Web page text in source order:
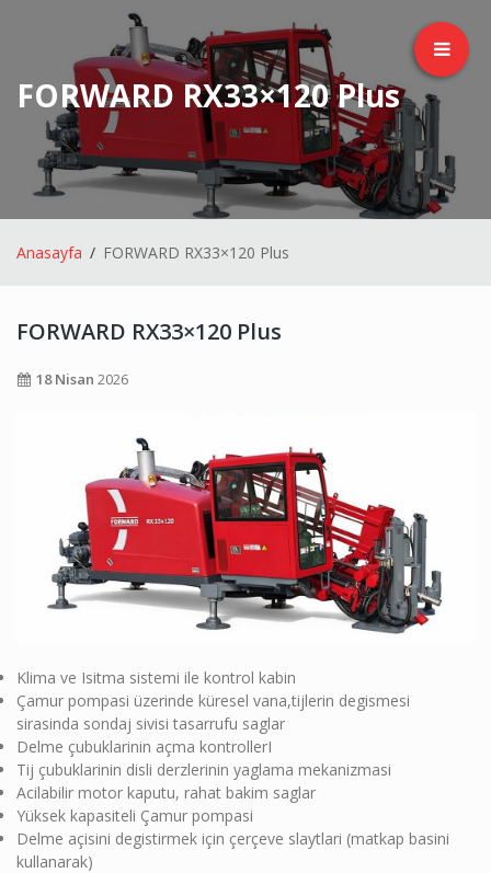
FORWARD RX33×120 Plus
Anasayfa FORWARD RX33×120 Plus
FORWARD RX33×120 Plus
18 Nisan 2026
Klima ve Isitma sistemi ile kontrol kabin
Çamur pompasi üzerinde küresel vana,tijlerin degismesi
sirasinda sondaj sivisi tasarrufu saglar
Delme çubuklarinin açma kontrollerI
Tij çubuklarinin disli derzlerinin yaglama mekanizmasi
Acilabilir motor kaputu, rahat bakim saglar
Yüksek kapasiteli Çamur pompasi
Delme açisini degistirmek için çerçeve slaytlari (matkap basini
kullanarak)